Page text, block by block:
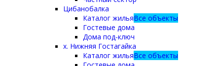
Цибанобалка
Каталог жильяВсе объекты
Гостевые дома
Дома под-ключ
х. Нижняя Гостагайка
Каталог жильяВсе объекты